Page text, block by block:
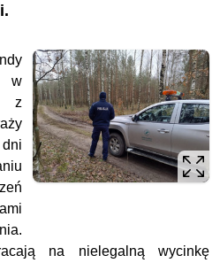
w
z
na nielegalną wycinkę